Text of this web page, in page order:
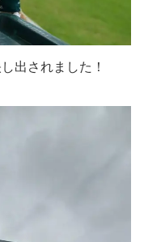
出されました！